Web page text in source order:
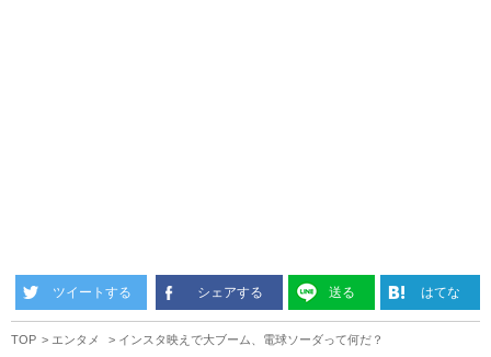
ツイートする シェアする 送る はてな
TOP エンタメ インスタ映えで大ブーム、電球ソーダって何だ？